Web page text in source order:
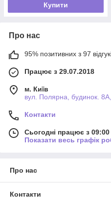
Купити
Про нас
95% позитивних з 97
Працює з 29.07.2018
м. Київ
вул. Полярна, будинок.
Контакти
Сьогодні працює з
Показати весь графік
Про нас
Контакти